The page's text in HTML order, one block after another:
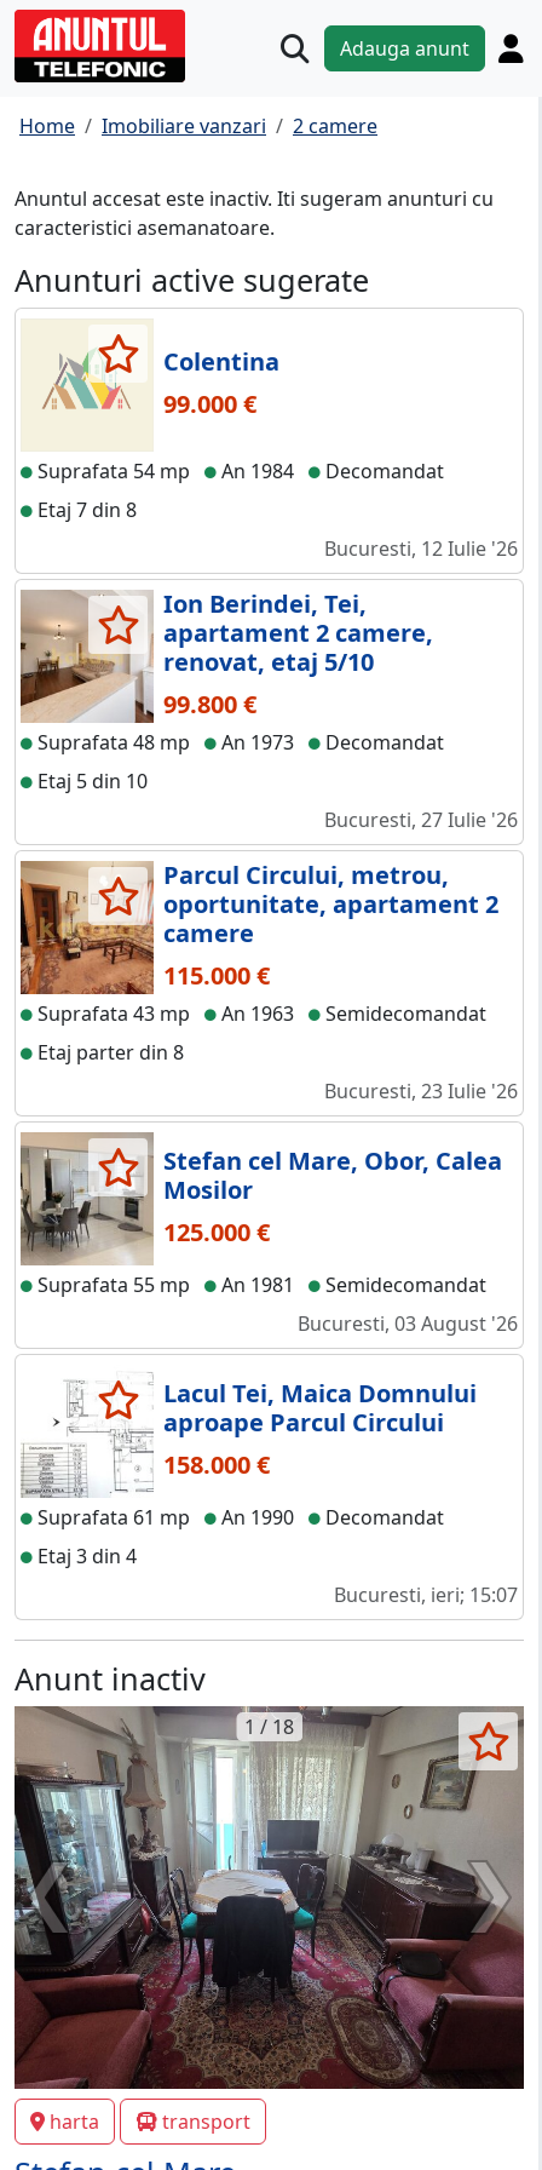
Adauga anunt
Home Imobiliare vanzari 2 camere
Anuntul accesat este inactiv. Iti sugeram anunturi cu
caracteristici asemanatoare.
Anunturi active sugerate
Colentina
99.000 €
Suprafata 54 mp An 1984
Decomandat
Etaj 7 din 8
Bucuresti, 12 Iulie '26
Ion Berindei, Tei,
apartament 2 camere,
renovat, etaj 5/10
99.800 €
Suprafata 48 mp An 1973
Decomandat
Etaj 5 din 10
Bucuresti, 27 Iulie '26
Parcul Circului, metrou,
oportunitate, apartament 2
camere
115.000 €
Suprafata 43 mp An 1963
Semidecomandat
Etaj parter din 8
Bucuresti, 23 Iulie '26
Stefan cel Mare, Obor, Calea
Mosilor
125.000 €
Suprafata 55 mp An 1981
Semidecomandat
Bucuresti, 03 August '26
Lacul Tei, Maica Domnului
aproape Parcul Circului
158.000 €
Suprafata 61 mp An 1990
Decomandat
Etaj 3 din 4
Bucuresti, ieri; 15:07
Anunt inactiv
1 / 18
harta transport